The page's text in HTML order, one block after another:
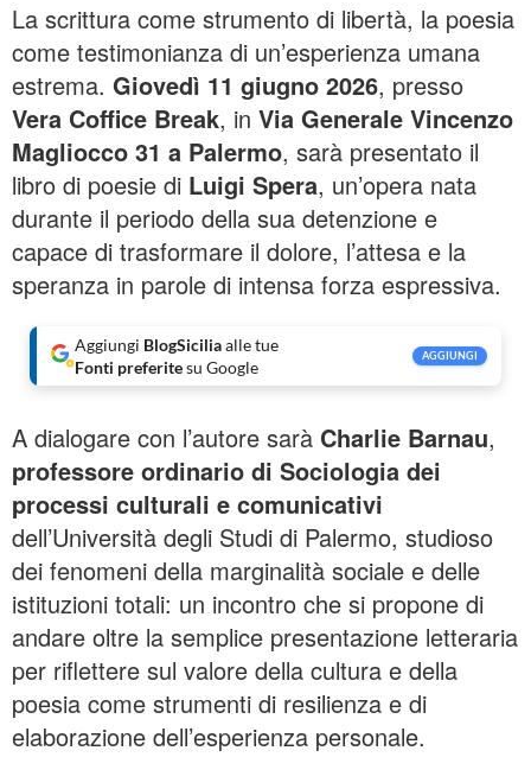
La scrittura come strumento di libertà, la poesia
come testimonianza di un’esperienza umana
estrema. Giovedì 11 giugno 2026, presso
Vera Coffice Break, in Via Generale Vincenzo
Magliocco 31 a Palermo, sarà presentato il
libro di poesie di Luigi Spera, un’opera nata
durante il periodo della sua detenzione e
capace di trasformare il dolore, l’attesa e la
speranza in parole di intensa forza espressiva.
Aggiungi BlogSiciliaalle tue
Fonti preferitesu Google
AGGIUNGI
A dialogare con l’autore sarà Charlie Barnau,
professore ordinario di Sociologia dei
processi culturali e comunicativi
dell’Università degli Studi di Palermo, studioso
dei fenomeni della marginalità sociale e delle
istituzioni totali: un incontro che si propone di
andare oltre la semplice presentazione letteraria
per riflettere sul valore della cultura e della
poesia come strumenti di resilienza e di
elaborazione dell’esperienza personale.